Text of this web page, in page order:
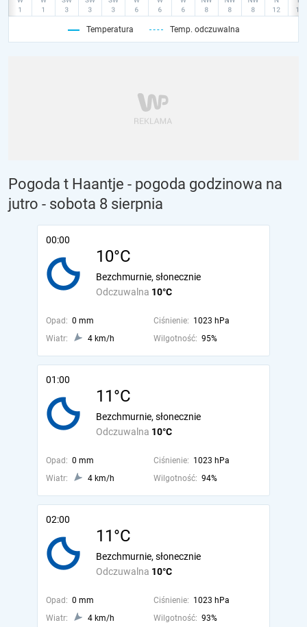
Temperatura Temp. odczuwalna
Pogoda t Haantje - pogoda godzinowa na
jutro - sobota 8 sierpnia
00:00
10°C
Odczuwalna 10°C
Bezchmurnie, słonecznie
Opad: 0 mm Ciśnienie: 1023 hPa
Wiatr:
4 km/h Wilgotność: 95%
01:00
11°C
Odczuwalna 10°C
Bezchmurnie, słonecznie
Opad: 0 mm Ciśnienie: 1023 hPa
Wiatr:
4 km/h Wilgotność: 94%
02:00
11°C
Odczuwalna 10°C
Bezchmurnie, słonecznie
Opad: 0 mm Ciśnienie: 1023 hPa
Wiatr:
4 km/h Wilgotność: 93%